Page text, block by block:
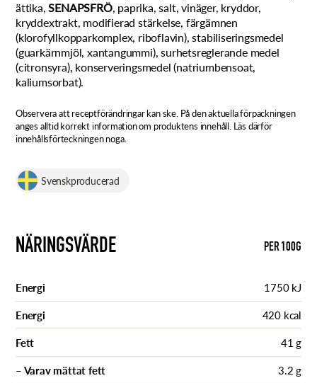
ättika,SENAPSFRÖ, paprika, salt, vinäger, kryddor,
kryddextrakt, modifierad stärkelse, färgämnen
(klorofyllkopparkomplex, riboflavin), stabiliseringsmedel
(guarkärnmjöl, xantangummi), surhetsreglerande medel
(citronsyra), konserveringsmedel (natriumbensoat,
kaliumsorbat).
Observera att receptförändringar kan ske. På den aktuella förpackningen
anges alltid korrekt information om produktens innehåll. Läs därför
innehållsförteckningen noga.
Svenskproducerad
NÄRINGSVÄRDE PER 100G
Energi 1750 kJ
Energi 420 kcal
Fett 41 g
– Varav mättat fett 3.2 g